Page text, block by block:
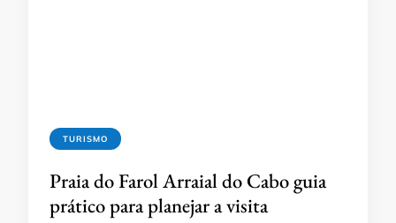
TURISMO
Praia do Farol Arraial do Cabo guia
prático para planejar a visita